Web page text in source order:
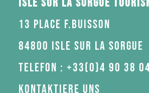
13 Place F.Buisson
84800 Isle sur la Sorgue
Telefon : +33(0)4 90 38
Kontaktiere uns